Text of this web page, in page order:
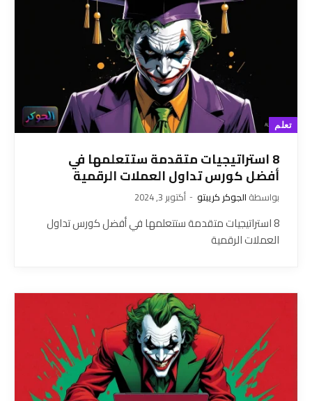
تعلم
8 استراتيجيات متقدمة ستتعلمها في
أفضل كورس تداول العملات الرقمية
بواسطة الجوكر كريبتو أكتوبر 3, 2024
8 استراتيجيات متقدمة ستتعلمها في أفضل كورس تداول
العملات الرقمية